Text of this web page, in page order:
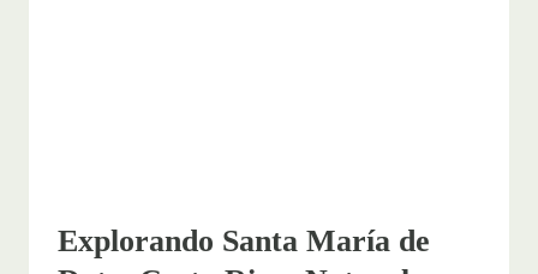
Explorando Santa María de